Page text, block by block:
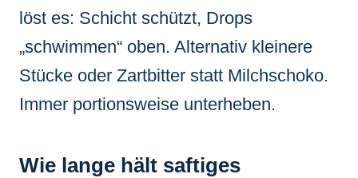
löst es: Schicht schützt, Drops
„schwimmen“ oben. Alternativ kleinere
Stücke oder Zartbitter statt Milchschoko.
Immer portionsweise unterheben.
Wie lange hält saftiges